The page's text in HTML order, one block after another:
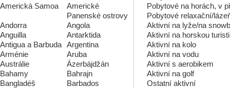
Americká Samoa
Americké
Panenské ostrovy
Andorra
Angola
Anguilla
Antarktida
Antigua a Barbuda Argentina
Arménie
Aruba
Austrálie
Ázerbájdžán
Bahamy
Bahrajn
Bangladéš
Barbados
Pobytové na horách, v
Pobytové relaxační/
Aktivní na lyže/na
Aktivní na horskou
Aktivní na kolo
Aktivní na vodu
Aktivní s aerobikem
Aktivní na golf
Ostatní aktivní